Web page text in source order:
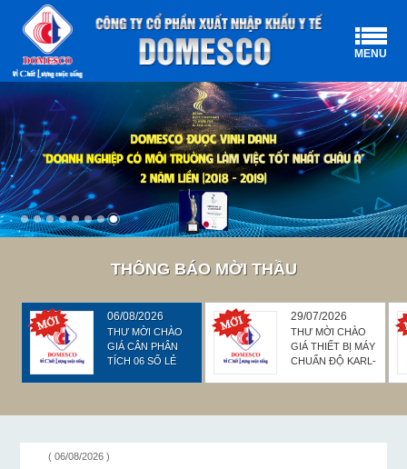
MENU
THÔNG BÁO MỜI THẦU
06/08/2026
THƯ MỜI CHÀO
GIÁ CÂN PHÂN
TÍCH 06 SỐ LẺ
29/07/2026
THƯ MỜI CHÀO
GIÁ THIẾT BỊ MÁY
CHUẨN ĐỘ KARL-
( 06/08/2026 )